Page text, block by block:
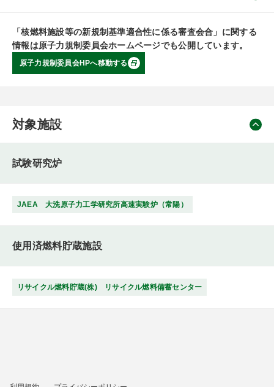
「核燃料施設等の新規制基準適合性に係る審査会合」に関する
情報は原子力規制委員会ホームページでも公開しています。
原子力規制委員会HPへ移動する
対象施設
試験研究炉
JAEA 大洗原子力工学研究所高速実験炉（常陽）
使用済燃料貯蔵施設
リサイクル燃料貯蔵(株) リサイクル燃料備蓄センター